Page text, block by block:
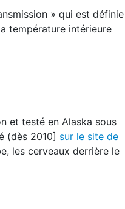
» qui est définie
température intérieure
et testé en Alaska sous
(dès 2010] sur le site de
les cerveaux derrière le